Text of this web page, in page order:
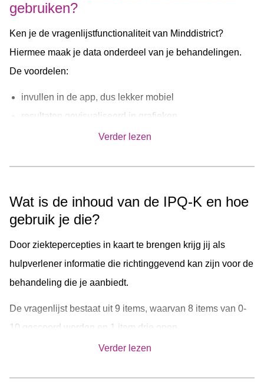
gebruiken?
Ken je de vragenlijstfunctionaliteit van Minddistrict?
Hiermee maak je data onderdeel van je behandelingen.
De voordelen:
invullen in de app, dus lekker mobiel
resultaten gevisualiseerd in grafieken
ook als reeks: 1x klaarzetten is genoeg
Alles over vragenlijsten in Minddistrict
Verder lezen
Wat is de inhoud van de IPQ-K en hoe
gebruik je die?
Door ziektepercepties in kaart te brengen krijg jij als
hulpverlener informatie die richtinggevend kan zijn voor de
behandeling die je aanbiedt.
De vragenlijst bestaat uit 9 items, waarvan 8 items van 0-
10 gescoord worden en 1 item drie open
antwoordmogelijkheden heeft. De IPQ-K kan voor
Verder lezen